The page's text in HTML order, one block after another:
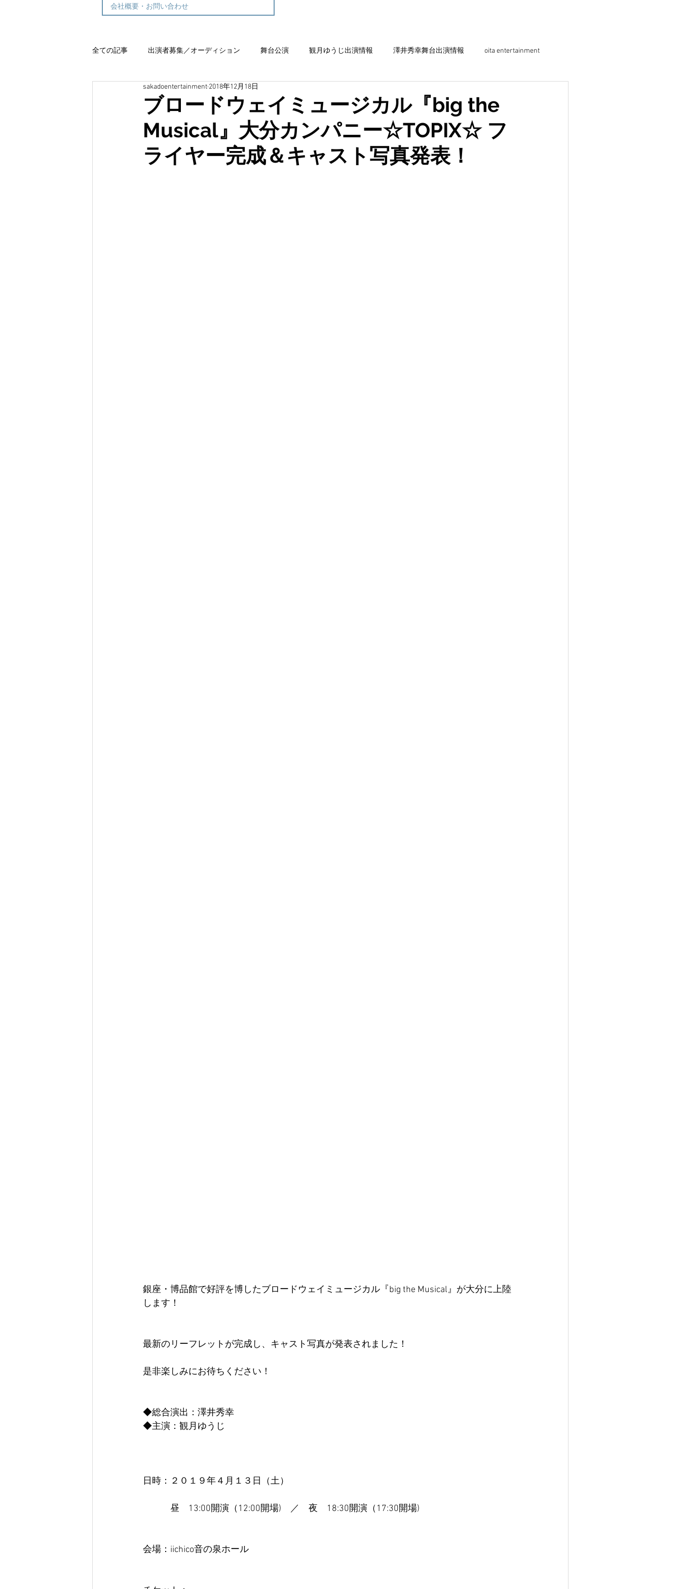
会社概要・お問い合わせ
全ての記事 出演者募集／オーディション 舞台公演 観月ゆうじ出演情報 澤井秀幸舞台出演情報 oita entertainment
グランワルツ
ブロードウェイミュージカル『big the
Musical』大分カンパニー☆TOPIX☆ フ
ライヤー完成＆キャスト写真発表！
sakadoentertainment 2018年12月18日
銀座・博品館で好評を博したブロードウェイミュージカル『big the Musical』が大分に上陸
します！
最新のリーフレットが完成し、キャスト写真が発表されました！
是非楽しみにお待ちください！
◆総合演出：澤井秀幸
◆主演：観月ゆうじ
日時：２０１９年４月１３日（土）
昼　13:00開演（12:00開場)　／　夜　18:30開演（17:30開場)
会場：iichico音の泉ホール